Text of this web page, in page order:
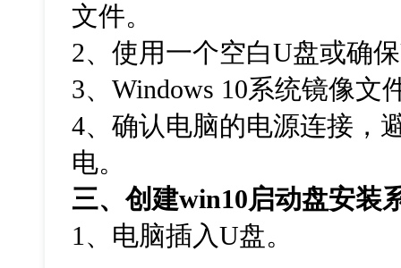
文件。
2、使用一个空白U盘或确保
3、Windows 10系统镜像文
4、确认电脑的电源连接，
电。
三、创建win10启动盘安装
1 、电脑插入U盘。